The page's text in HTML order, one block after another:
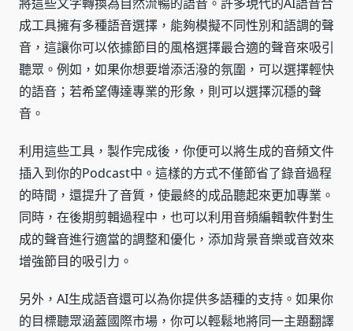
成工具擁有多種語音選擇，能夠模擬不同性別和語調的聲
音，這讓你可以依據節目的風格選擇最合適的聲音來吸引
聽眾。例如，如果你想要增添活潑的氛圍，可以選擇輕快
的語音；若希望傳達專業的形象，則可以選擇沉穩的聲
音。
利用這些工具，製作完成後，你便可以將生成的音頻文件
插入到你的Podcast中。這樣的方式不僅節省了錄音過程
的時間，還提升了音質，使最終的成品聽起來更加專業。
同時，在後期剪輯過程中，也可以利用音頻編輯軟件對生
成的聲音進行適當的調整和優化，添加背景音樂或音效來
增強節目的吸引力。
另外，AI生成語音還可以為你提供多語種的支持。如果你
的目標聽眾涵蓋國際市場，你可以輕鬆地將同一主題翻譯